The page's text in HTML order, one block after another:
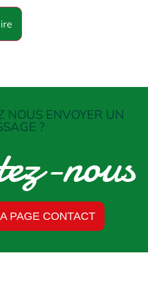
NOUS ENVOYER UN
?
nous
PAGE CONTACT